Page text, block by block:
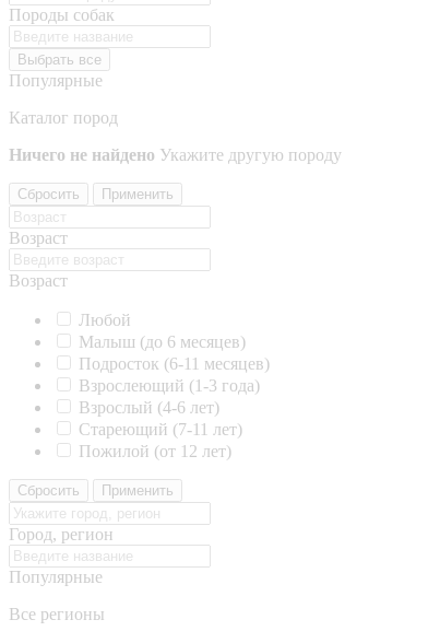
Породы собак
Выбрать все
Популярные
Каталог пород
Ничего не найдено Укажите другую породу
Сбросить Применить
Возраст
Возраст
Любой
Малыш (до 6 месяцев)
Подросток (6-11 месяцев)
Взрослеющий (1-3 года)
Взрослый (4-6 лет)
Стареющий (7-11 лет)
Пожилой (от 12 лет)
Сбросить Применить
Город, регион
Популярные
Все регионы